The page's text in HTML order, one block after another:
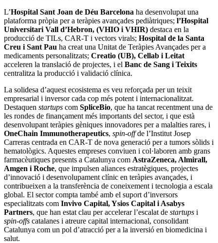
L’Hospital Sant Joan de Déu Barcelona ha desenvolupat una
plataforma pròpia per a teràpies avançades pediàtriques; l’Hospital
Universitari Vall d’Hebron, (VHIO i VHIR) destaca en la
producció de TILs, CAR-T i vectors virals; Hospital de la Santa
Creu i Sant Pau ha creat una Unitat de Teràpies Avançades per a
medicaments personalitzats; Creatio (UB), Cellab i Leitat
acceleren la translació de projectes, i el Banc de Sang i Teixits
centralitza la producció i validació clínica.
La solidesa d’aquest ecosistema es veu reforçada per un teixit
empresarial i inversor cada cop més potent i internacionalitzat.
Destaquen startups com SpliceBio, que ha tancat recentment una de
les rondes de finançament més importants del sector, i que està
desenvolupant teràpies gèniques innovadores per a malalties rares, i
OneChain Immunotherapeutics, spin-offde l’Institut Josep
Carreras centrada en CAR-T de nova generació per a tumors sòlids i
hematològics. Aquestes empreses conviuen i col·laboren amb grans
farmacèutiques presents a Catalunya com AstraZeneca, Almirall,
Amgen i Roche, que impulsen aliances estratègiques, projectes
d’innovació i desenvolupament clínic en teràpies avançades, i
contribueixen a la transferència de coneixement i tecnologia a escala
global. El sector compta també amb el suport d’inversors
especialitzats com Invivo Capital, Ysios Capital i Asabys
Partners, que han estat clau per accelerar l’escalat de startups i
spin-offs catalanes i atreure capital internacional, consolidant
Catalunya com un pol d’atracció per a la inversió en biomedicina i
salut.